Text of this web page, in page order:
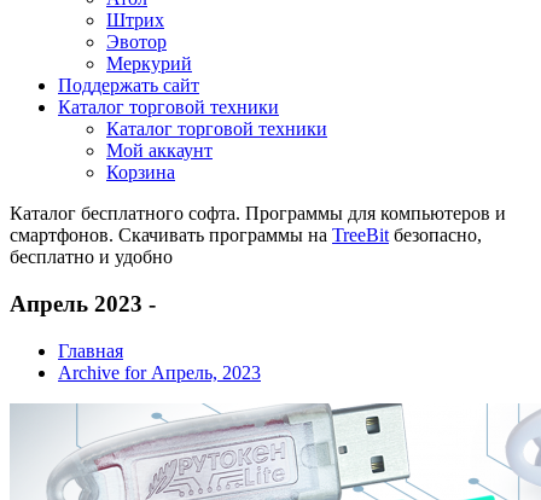
Штрих
Эвотор
Меркурий
Поддержать сайт
Каталог торговой техники
Каталог торговой техники
Мой аккаунт
Корзина
Каталог бесплатного софта. Программы для компьютеров и
смартфонов. Скачивать программы на TreeBitбезопасно,
бесплатно и удобно
Апрель 2023 -
Главная
Archive for Апрель, 2023